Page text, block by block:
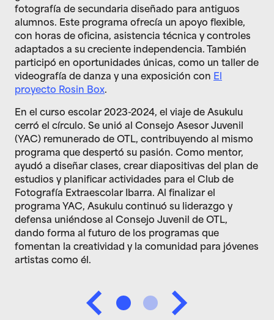
fotografía de secundaria diseñado para antiguos
alumnos. Este programa ofrecía un apoyo flexible,
con horas de oficina, asistencia técnica y controles
adaptados a su creciente independencia. También
participó en oportunidades únicas, como un taller de
videografía de danza y una exposición con El
proyecto Rosin Box.
En el curso escolar 2023-2024, el viaje de Asukulu
cerró el círculo. Se unió al Consejo Asesor Juvenil
(YAC) remunerado de OTL, contribuyendo al mismo
programa que despertó su pasión. Como mentor,
ayudó a diseñar clases, crear diapositivas del plan de
estudios y planificar actividades para el Club de
Fotografía Extraescolar Ibarra. Al finalizar el
programa YAC, Asukulu continuó su liderazgo y
defensa uniéndose al Consejo Juvenil de OTL,
dando forma al futuro de los programas que
fomentan la creatividad y la comunidad para jóvenes
artistas como él.